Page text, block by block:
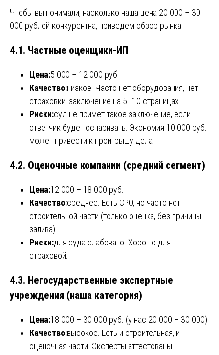
Чтобы вы понимали, насколько наша цена 20 000 – 30
000 рублей конкурентна, приведём обзор рынка.
4.1. Частные оценщики-ИП
Цена:5 000 – 12 000 руб.
Качество:низкое. Часто нет оборудования, нет
страховки, заключение на 5–10 страницах.
Риски:суд не примет такое заключение, если
ответчик будет оспаривать. Экономия 10 000 руб.
может привести к проигрышу дела.
4.2. Оценочные компании (средний сегмент)
Цена:12 000 – 18 000 руб.
Качество:среднее. Есть СРО, но часто нет
строительной части (только оценка, без причины
залива).
Риски:для суда слабовато. Хорошо для
страховой.
4.3. Негосударственные экспертные
учреждения (наша категория)
Цена:18 000 – 30 000 руб. (у нас 20 000 – 30 000).
Качество:высокое. Есть и строительная, и
оценочная части. Эксперты аттестованы.